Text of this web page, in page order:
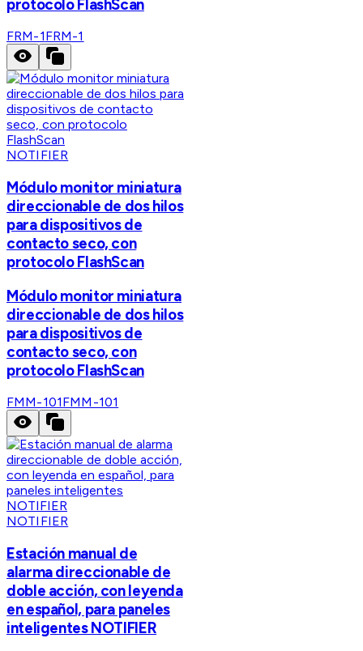
protocolo FlashScan
FRM-1FRM-1
NOTIFIER
Módulo monitor miniatura
direccionable de dos hilos
para dispositivos de
contacto seco, con
protocolo FlashScan
Módulo monitor miniatura
direccionable de dos hilos
para dispositivos de
contacto seco, con
protocolo FlashScan
FMM-101FMM-101
NOTIFIER
Estación manual de
alarma direccionable de
doble acción, con leyenda
en español, para paneles
inteligentes NOTIFIER